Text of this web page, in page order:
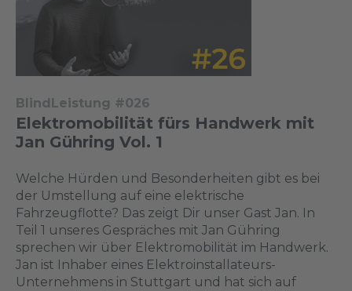
BlindLeistung #026
Elektromobilität fürs Handwerk mit
Jan Gühring Vol. 1
Welche Hürden und Besonderheiten gibt es bei
der Umstellung auf eine elektrische
Fahrzeugflotte? Das zeigt Dir unser Gast Jan. In
Teil 1 unseres Gespräches mit Jan Gühring
sprechen wir über Elektromobilität im Handwerk.
Jan ist Inhaber eines Elektroinstallateurs-
Unternehmens in Stuttgart und hat sich auf